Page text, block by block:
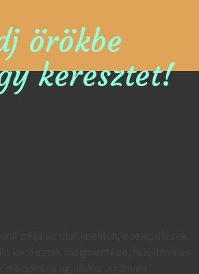
örökbe
keresztet!